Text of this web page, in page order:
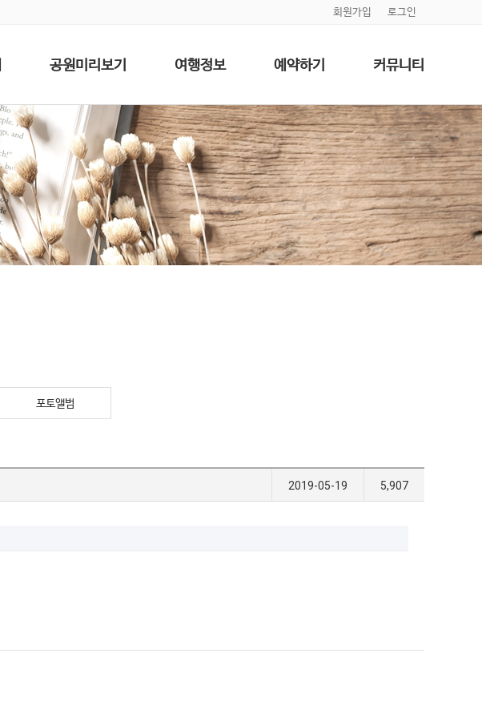
회원가입 로그인
공원미리보기 여행정보 예약하기 커뮤니티
포토앨범
2019-05-19 5,907